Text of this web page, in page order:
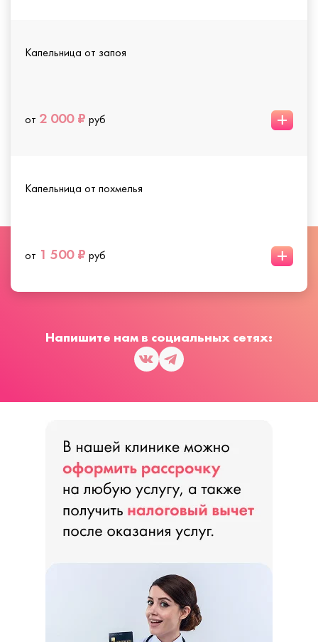
Капельница от запоя
от 2 000 ₽ руб +
Капельница от похмелья
от 1 500 ₽ руб +
Напишите нам в социальных сетях: